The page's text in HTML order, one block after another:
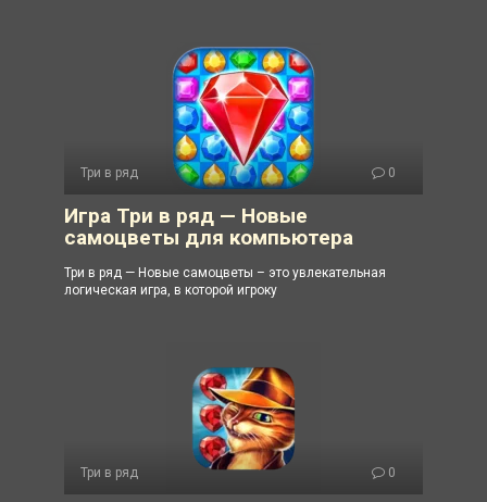
Три в ряд 0
Игра Три в ряд — Новые
самоцветы для компьютера
Три в ряд — Новые самоцветы – это увлекательная
логическая игра, в которой игроку
Три в ряд 0